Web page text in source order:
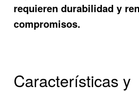
requieren durabilidad y
compromisos.
Características y